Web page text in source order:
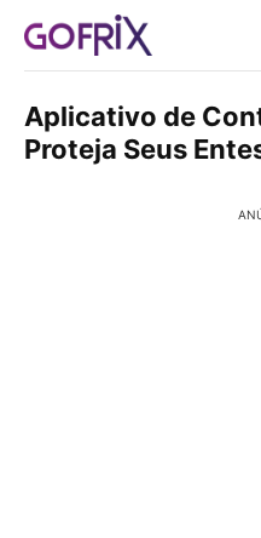
Aplicativo de
Proteja Seus